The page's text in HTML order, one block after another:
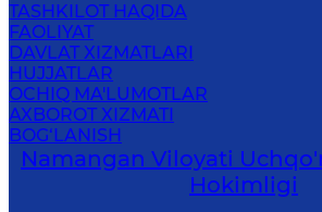
TASHKILOT HAQIDA
FAOLIYAT
DAVLAT XIZMATLARI
HUJJATLAR
OCHIQ MA'LUMOTLAR
AXBOROT XIZMATI
BOG‘LANISH
Namangan Viloyati
Hokimligi